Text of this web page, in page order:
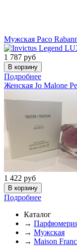
Мужская Paco
1 787 руб
Подробнее
Женская Jo Malone
1 422 руб
Подробнее
Каталог
→
→ Мужская
→ Maison